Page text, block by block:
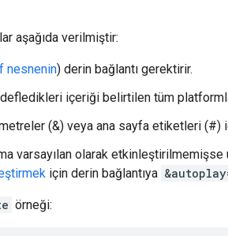
aşağıda verilmiştir:
nesnenin) derin bağlantı gerektirir.
içeriği belirtilen tüm
(&) veya ana sayfa etiketleri (#)
varsayılan olarak
için derin bağlantıya
örneği: